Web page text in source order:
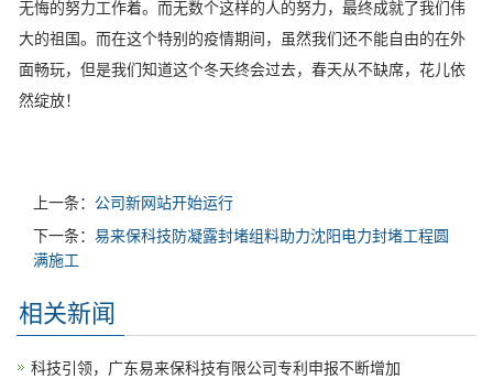
无悔的努力工作着。而无数个这样的人的努力，最终成就了我们伟
大的祖国。而在这个特别的疫情期间，虽然我们还不能自由的在外
面畅玩，但是我们知道这个冬天终会过去，春天从不缺席，花儿依
然绽放！
上一条： 公司新网站开始运行
下一条： 易来保科技防凝露封堵组料助力沈阳电力封堵工程圆
满施工
相关新闻
科技引领，广东易来保科技有限公司专利申报不断增加